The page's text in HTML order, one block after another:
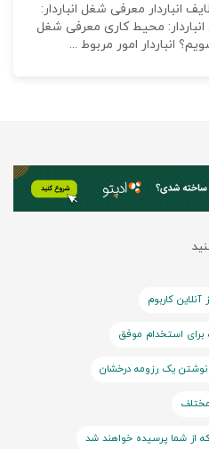
انباردار معرفی شغل انباردار:
محیط کاری معرفی شغل
انباردار امور مربوط ...
کاربوم
استخدام موفق
نوشتن یک رزومه درخشان
از شما پرسیده خواهند شد